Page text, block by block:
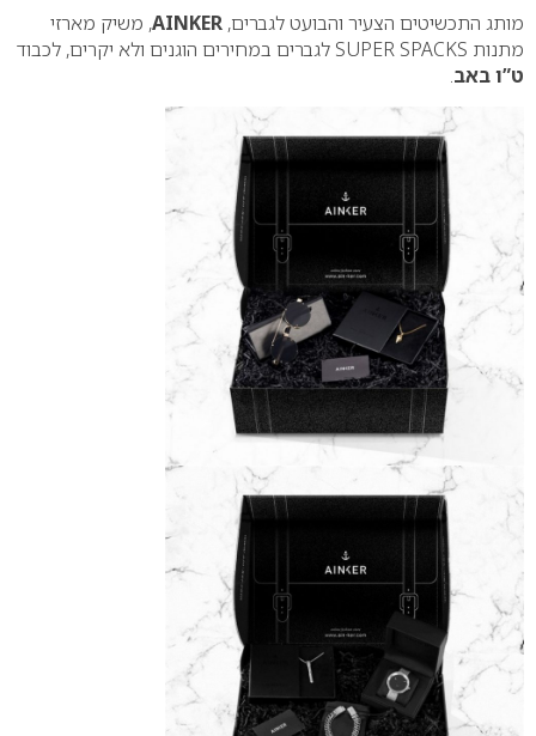
מותג התכשיטים הצעיר והבועט לגברים, AINKER, משיק מארזי
מתנות SUPER SPACKS לגברים במחירים הוגנים ולא יקרים, לכבוד
ט”ו באב.